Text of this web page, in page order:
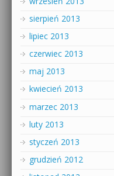
sierpień 2013
lipiec 2013
czerwiec 2013
maj 2013
kwiecień 2013
marzec 2013
luty 2013
styczeń 2013
grudzień 2012